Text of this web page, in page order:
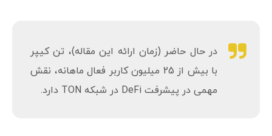
در حال حاضر (زمان ارائه این مقاله)، تن کیپر
با بیش از 25 میلیون کاربر فعال ماهانه، نقش
مهمی در پیشرفت DeFi در شبکه TON دارد.